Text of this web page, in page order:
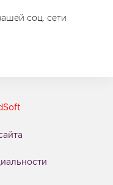
соц. сети